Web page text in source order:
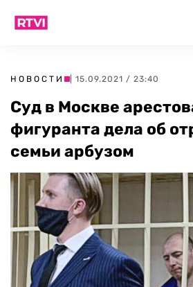
НОВОСТИ | 15.09.2021 / 23:40
Суд в Москве
фигуранта дела об
семьи арбузом